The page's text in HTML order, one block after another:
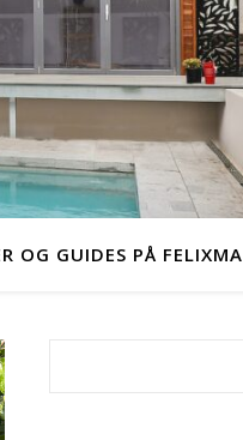
OG GUIDES PÅ FELIXMA